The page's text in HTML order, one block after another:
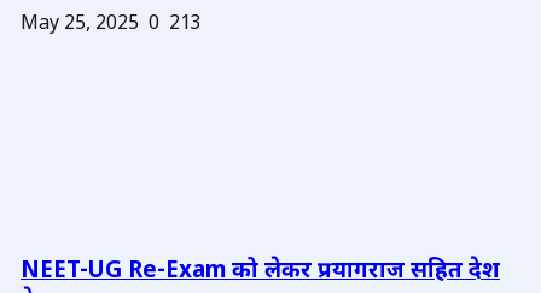
May 25, 2025 0 213
NEET-UG Re-Exam को लेकर प्रयागराज सहित देश